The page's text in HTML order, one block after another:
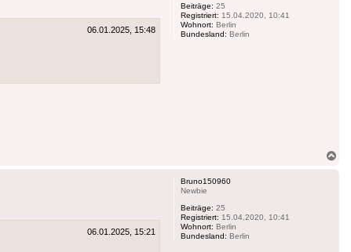
Beiträge: 25
Registriert: 15.04.2020, 10:41
Wohnort: Berlin
Bundesland: Berlin
06.01.2025, 15:48
Bruno150960
Newbie
Beiträge: 25
Registriert: 15.04.2020, 10:41
Wohnort: Berlin
Bundesland: Berlin
06.01.2025, 15:21